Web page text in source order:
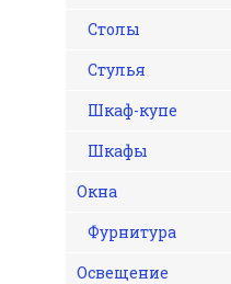
Столы
Стулья
Шкаф-купе
Шкафы
Окна
Фурнитура
Освещение